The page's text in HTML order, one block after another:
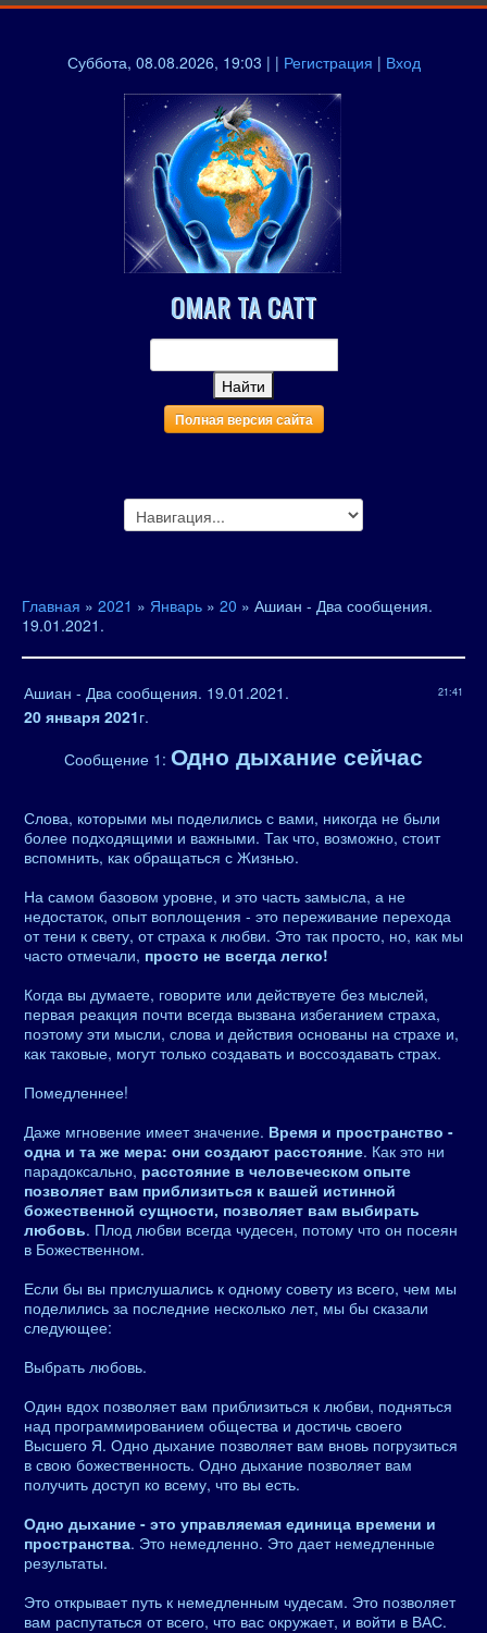
Суббота, 08.08.2026, 19:03 | | Регистрация | Вход
OMAR TA CATT
Полная версия сайта
Главная » 2021 » Январь » 20 » Ашиан - Два сообщения.
19.01.2021.
21:41
Ашиан - Два сообщения. 19.01.2021.
20 января 2021г.
Сообщение 1: Одно дыхание сейчас
Слова, которыми мы поделились с вами, никогда не были
более подходящими и важными. Так что, возможно, стоит
вспомнить, как обращаться с Жизнью.
На самом базовом уровне, и это часть замысла, а не
недостаток, опыт воплощения - это переживание перехода
от тени к свету, от страха к любви. Это так просто, но, как мы
часто отмечали, просто не всегда легко!
Когда вы думаете, говорите или действуете без мыслей,
первая реакция почти всегда вызвана избеганием страха,
поэтому эти мысли, слова и действия основаны на страхе и,
как таковые, могут только создавать и воссоздавать страх.
Помедленнее!
Даже мгновение имеет значение. Время и пространство -
одна и та же мера: они создают расстояние. Как это ни
парадоксально, расстояние в человеческом опыте
позволяет вам приблизиться к вашей истинной
божественной сущности, позволяет вам выбирать
любовь. Плод любви всегда чудесен, потому что он посеян
в Божественном.
Если бы вы прислушались к одному совету из всего, чем мы
поделились за последние несколько лет, мы бы сказали
следующее:
Выбрать любовь.
Один вдох позволяет вам приблизиться к любви, подняться
над программированием общества и достичь своего
Высшего Я. Одно дыхание позволяет вам вновь погрузиться
в свою божественность. Одно дыхание позволяет вам
получить доступ ко всему, что вы есть.
Одно дыхание - это управляемая единица времени и
пространства. Это немедленно. Это дает немедленные
результаты.
Это открывает путь к немедленным чудесам. Это позволяет
вам распутаться от всего, что вас окружает, и войти в ВАС.